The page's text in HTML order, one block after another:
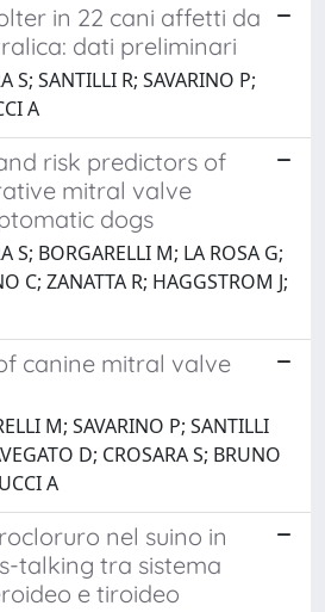
in 22 cani affetti da
dati preliminari
S; SANTILLI R; SAVARINO P;
A
risk predictors of
mitral valve
dogs
S; BORGARELLI M; LA ROSA G;
C; ZANATTA R; HAGGSTROM J;
canine mitral valve
M; SAVARINO P; SANTILLI
D; CROSARA S; BRUNO
A
nel suino in
talking tra sistema
e tiroideo